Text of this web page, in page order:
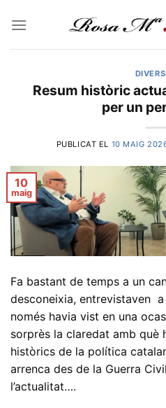
Resum històric
per un
PUBLICAT EL 10 MAIG
10
maig
Fa bastant de temps a un
desconeixia, entrevistaven
només havia vist en una
sorprès la claredat amb què
històrics de la política
arrenca des de la Guerra
l’actualitat….